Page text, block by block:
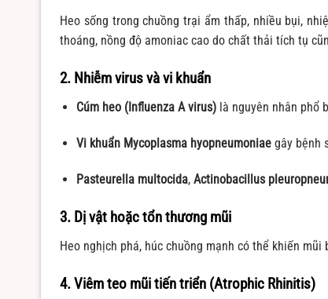
Heo sống trong chuồng trại ẩm thấp, nhiều bụi,
thoáng, nồng độ amoniac cao do chất thải tích tụ
2. Nhiễm virus và vi khuẩn
Cúm heo (Influenza A virus)là nguyên nhân phổ
Vi khuẩn Mycoplasma hyopneumoniaegây bệnh
Pasteurella multocida, Actinobacillus
3. Dị vật hoặc tổn thương mũi
Heo nghịch phá, húc chuồng mạnh có thể khiến
4. Viêm teo mũi tiến triển (Atrophic Rhinitis)